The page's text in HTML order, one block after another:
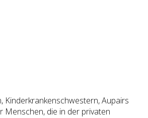
Kinderkrankenschwestern, Aupairs
Menschen, die in der privaten